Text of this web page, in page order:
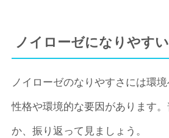
ノイローゼになりやす
ノイローゼのなりやすさには環
性格や環境的な要因があります
か、振り返って見ましょう。